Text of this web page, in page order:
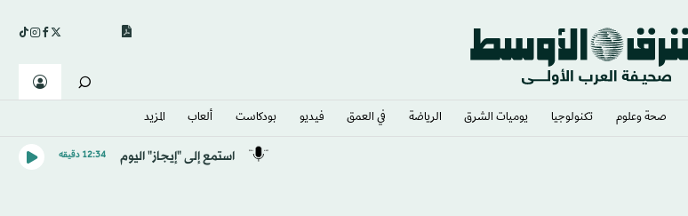
صحة وعلوم تكنولوجيا يوميات الشرق​ الرياضة في العمق فيديو بودكاست ألعاب المزيد
استمع إلى "إيجاز" اليوم 12:34 دقيقه